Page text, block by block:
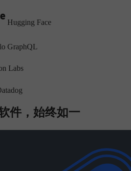
Hugging Face
GraphQL
Labs
件，始终如一